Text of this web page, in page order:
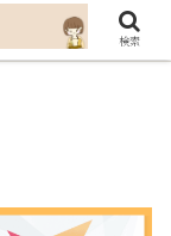
検索